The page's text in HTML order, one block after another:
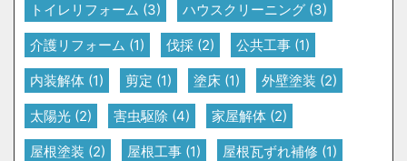
トイレリフォーム (3) ハウスクリーニング (3)
介護リフォーム (1) 伐採 (2) 公共工事 (1)
内装解体 (1) 剪定 (1) 塗床 (1) 外壁塗装 (2)
太陽光 (2) 害虫駆除 (4) 家屋解体 (2)
屋根塗装 (2) 屋根工事 (1) 屋根瓦ずれ補修 (1)